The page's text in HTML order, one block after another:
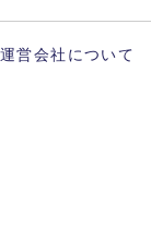
運営会社について